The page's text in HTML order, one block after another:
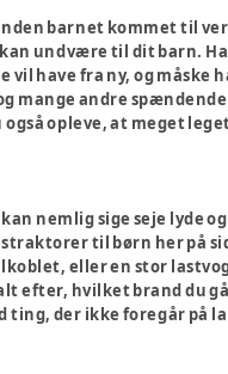
barnet kommet til
undvære til dit barn.
have fra ny, og måske
mange andre
opleve, at meget
nemlig sige seje
til børn her på
eller en stor
hvilket brand du
der ikke foregår på